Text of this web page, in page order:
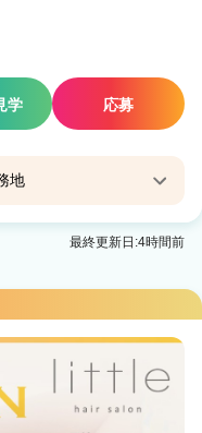
学 応募
地
バイ リトル】
最終更新日:4時間前